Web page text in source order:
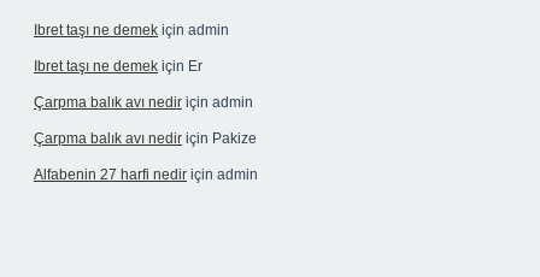
Ibret taşı ne demek için admin
Ibret taşı ne demek için Er
Çarpma balık avı nedir için admin
Çarpma balık avı nedir için Pakize
Alfabenin 27 harfi nedir için admin